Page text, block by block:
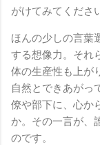
がけてみてくださ
ほんの少しの言葉
する想像力。それ
体の生産性も上が
自然とできあがっ
僚や部下に、心か
か。その一言が、
のです。